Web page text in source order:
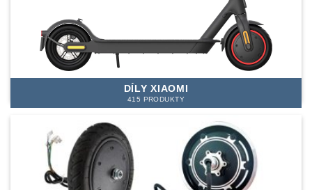
DÍLY XIAOMI
415 PRODUKTY